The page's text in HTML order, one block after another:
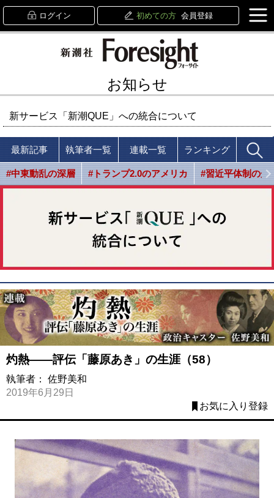
ログイン 初めての方 会員登録
お知らせ
新サービス「新潮QUE」への統合について
最新記事 執筆者一覧 連載一覧 ランキング
#中東動乱の深層 #トランプ2.0のアメリカ #習近平体制の光
灼熱――評伝「藤原あき」の生涯（58）
執筆者： 佐野美和
2019年6月29日
お気に入り登録